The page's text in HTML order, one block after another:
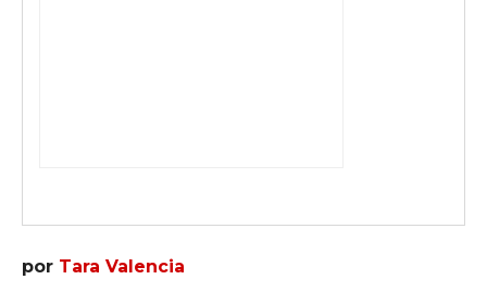
por Tara Valencia